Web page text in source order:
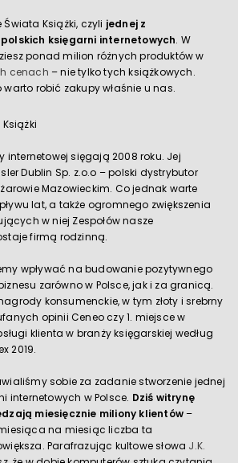
Książki, czyli jednej z
księgarni internetowych. W
ponad milion różnych produktów w
cenach – nie tylko tych książkowych.
robić zakupy właśnie u nas.
internetowej sięgają 2008 roku. Jej
Dublin Sp. z.o.o – polski dystrybutor
Mazowieckim. Co jednak warte
lat, a także ogromnego zwiększenia
w niej Zespołów nasze
firmą rodzinną.
wpływać na budowanie pozytywnego
zarówno w Polsce, jak i za granicą.
konsumenckie, w tym złoty i srebrny
opinii Ceneo czy 1. miejsce w
klienta w branży księgarskiej według
2019.
sobie za zadanie stworzenie jednej
internetowych w Polsce. Dziś witrynę
miesięcznie miliony klientów –
na miesiąc liczba ta
Parafrazując kultowe słowa J.K.